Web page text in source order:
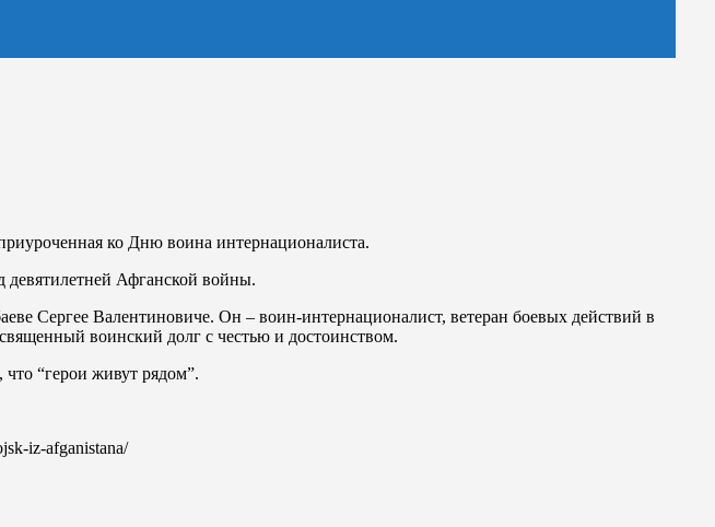
ко Дню воина интернационалиста.
девятилетней Афганской войны.
Сергее Валентиновиче. Он – воин-интернационалист, ветеран боевых действий в
воинский долг с честью и достоинством.
“герои живут рядом”.
iz-afganistana/